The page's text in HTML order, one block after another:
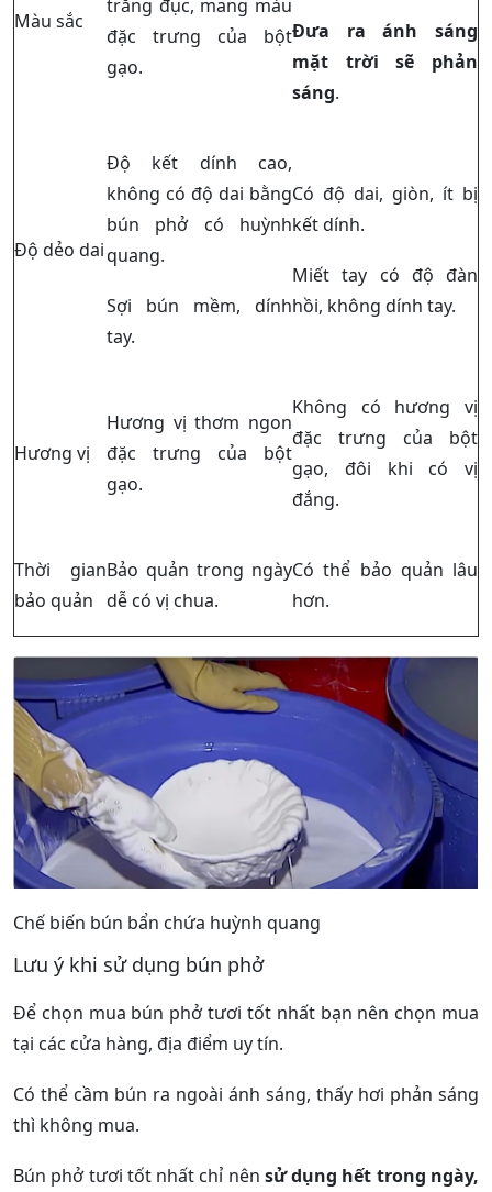
Màu sắc
trắng đục, mang màu
đặc trưng của bột
gạo.
Đưa ra ánh sáng
mặt trời sẽ phản
sáng.
Độ dẻo dai
Độ kết dính cao,
không có độ dai bằng
bún phở có huỳnh
quang.
Sợi bún mềm, dính
tay.
Có độ dai, giòn, ít bị
kết dính.
Miết tay có độ đàn
hồi, không dính tay.
Hương vị
Hương vị thơm ngon
đặc trưng của bột
gạo.
Không có hương vị
đặc trưng của bột
gạo, đôi khi có vị
đắng.
Thời gian
bảo quản
Bảo quản trong ngày
dễ có vị chua.
Có thể bảo quản lâu
hơn.
Chế biến bún bẩn chứa huỳnh quang
Lưu ý khi sử dụng bún phở
Để chọn mua bún phở tươi tốt nhất bạn nên chọn mua
tại các cửa hàng, địa điểm uy tín.
Có thể cầm bún ra ngoài ánh sáng, thấy hơi phản sáng
thì không mua.
Bún phở tươi tốt nhất chỉ nên sử dụng hết trong ngày,